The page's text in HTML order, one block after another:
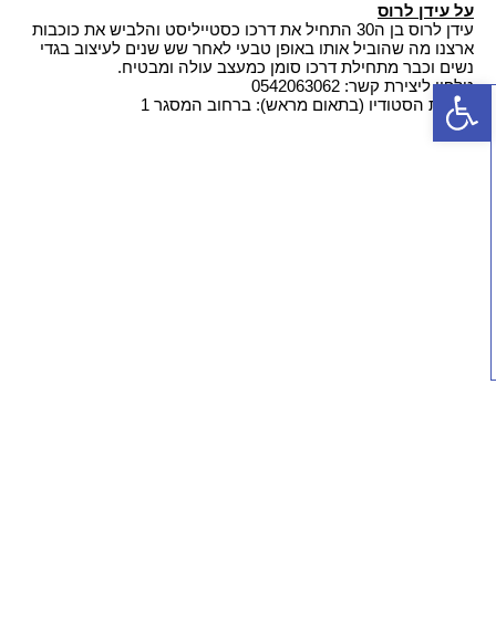
על עידן לרוס
עידן לרוס בן ה30 התחיל את דרכו כסטייליסט והלביש את כוכבות
ארצנו מה שהוביל אותו באופן טבעי לאחר שש שנים לעיצוב בגדי
נשים וכבר מתחילת דרכו סומן כמעצב עולה ומבטיח.
טלפון ליצירת קשר: 0542063062
כתובת הסטודיו (בתאום מראש): ברחוב המסגר 1
פתח סרגל נגישות